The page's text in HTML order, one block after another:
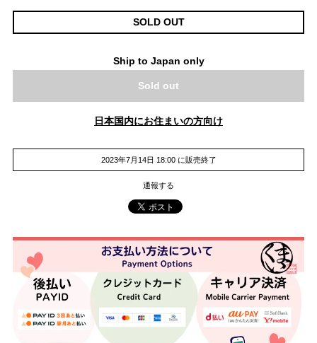
SOLD OUT
Ship to Japan only
Sold out
日本国内にお住まいの方向け
2023年7月14日 18:00 に販売終了
通報する